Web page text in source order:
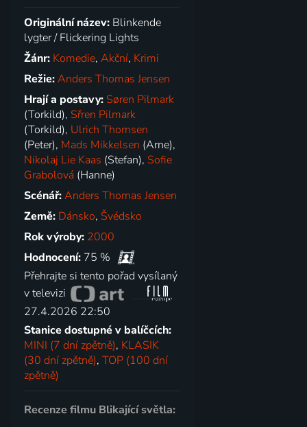
Originální název: Blinkende
lygter / Flickering Lights
Žánr: Komedie,Akční, Krimi
Režie:Anders Thomas Jensen
Hrají a postavy: Søren Pilmark
(Torkild), Sřren Pilmark
(Torkild), Ulrich Thomsen
(Peter), Mads Mikkelsen (Arne),
Nikolaj Lie Kaas (Stefan), Sofie
Grabolová (Hanne)
Scénář:Anders Thomas Jensen
Země: Dánsko, Švédsko
Rok výroby: 2000
Hodnocení: 75 %
Přehrajte si tento pořad vysílaný
v televizi
27.4.2026 22:50
Stanice dostupné v balíčcích:
MINI (7 dní zpětně), KLASIK
(30 dní zpětně),TOP (100 dní
zpětně)
Recenze filmu Blikající světla: